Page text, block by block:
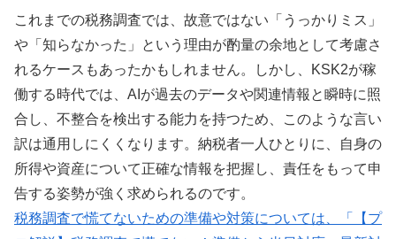
これまでの税務調査では、故意ではない「うっかりミス」
や「知らなかった」という理由が酌量の余地として考慮さ
れるケースもあったかもしれません。しかし、KSK2が稼
働する時代では、AIが過去のデータや関連情報と瞬時に照
合し、不整合を検出する能力を持つため、このような言い
訳は通用しにくくなります。納税者一人ひとりに、自身の
所得や資産について正確な情報を把握し、責任をもって申
告する姿勢が強く求められるのです。
税務調査で慌てないための準備や対策については、「【プ